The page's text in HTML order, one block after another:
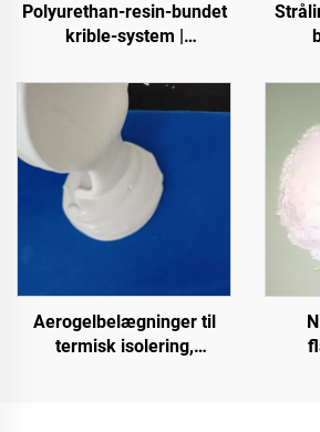
Polyurethan-resin-bundet
krible-system |
polyurethan til
landskabsarkitektur og
dekoration
nye
Aerogelbelægninger til
termisk isolering,